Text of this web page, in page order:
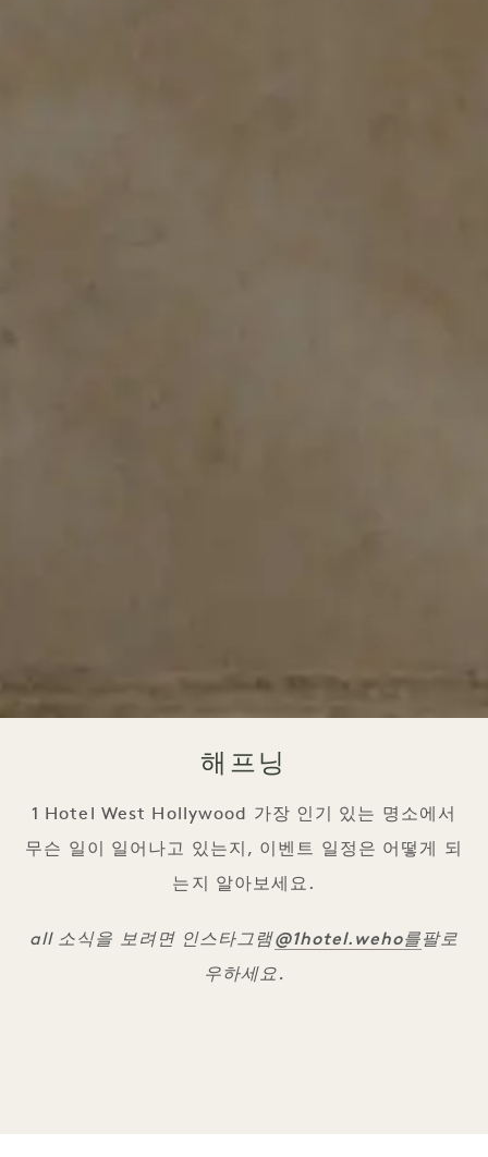
해프닝
1 Hotel West Hollywood 가장 인기 있는 명소에서
무슨 일이 일어나고 있는지, 이벤트 일정은 어떻게 되
는지 알아보세요.
all 소식을 보려면 인스타그램@1hotel.weho를팔로
우하세요.